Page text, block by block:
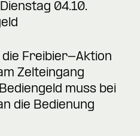
04.10.
Freibier-Aktion
Zelteingang
muss bei
die Bedienung